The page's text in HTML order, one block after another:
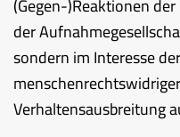
der
sondern im Interesse
Verhaltensausbreitung